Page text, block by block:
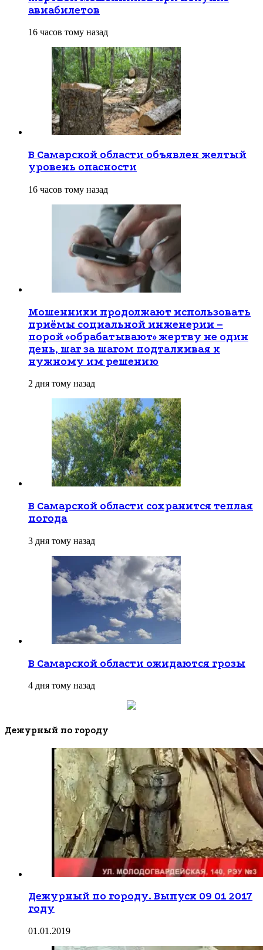
авиабилетов
16 часов тому назад
В Самарской области объявлен желтый
уровень опасности
16 часов тому назад
Мошенники продолжают использовать
приёмы социальной инженерии –
порой «обрабатывают» жертву не один
день, шаг за шагом подталкивая к
нужному им решению
2 дня тому назад
В Самарской области сохранится теплая
погода
3 дня тому назад
В Самарской области ожидаются грозы
4 дня тому назад
Дежурный по городу
Дежурный по городу. Выпуск 09 01 2017
году
01.01.2019